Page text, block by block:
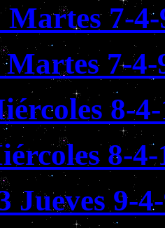
Martes 7-
Martes 7-
8-
8-
Jueves 9-